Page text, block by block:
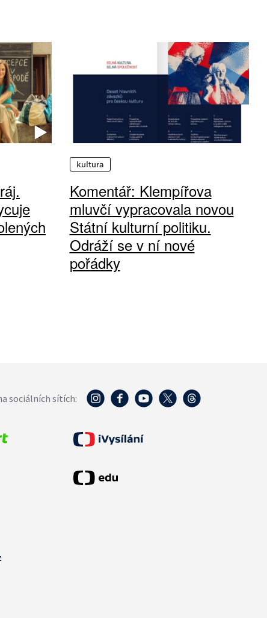
kultura
Komentář: Klempířova
mluvčí vypracovala novou
Státní kulturní politiku.
Odráží se v ní nové
pořádky
sociálních sítích: